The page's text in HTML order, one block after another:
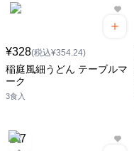
¥328(税込¥354.24)
稲庭風細うどん テーブルマ
ーク
3食入